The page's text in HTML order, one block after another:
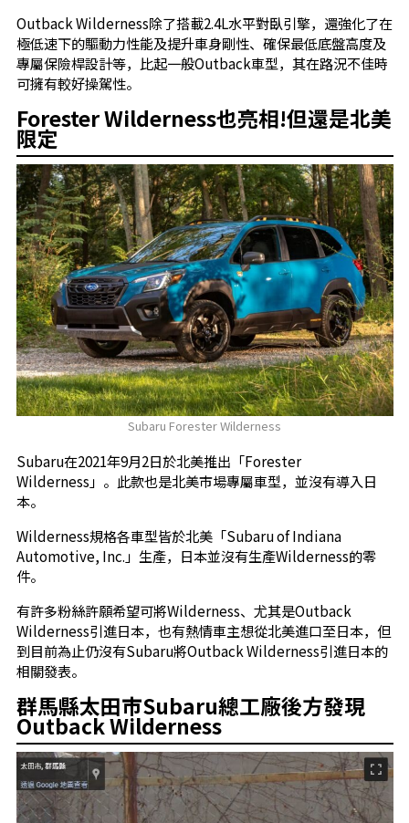
Outback Wilderness除了搭載2.4L水平對臥引擎，還強化了在
極低速下的驅動力性能及提升車身剛性、確保最低底盤高度及
專屬保險桿設計等，比起一般Outback車型，其在路況不佳時
可擁有較好操駕性。
Forester Wilderness也亮相!但還是北美
限定
Subaru Forester Wilderness
Subaru在2021年9月2日於北美推出「Forester
Wilderness」。此款也是北美市場專屬車型，並沒有導入日
本。
Wilderness規格各車型皆於北美「Subaru of Indiana
Automotive, Inc.」生產，日本並沒有生產Wilderness的零
件。
有許多粉絲許願希望可將Wilderness、尤其是Outback
Wilderness引進日本，也有熱情車主想從北美進口至日本，但
到目前為止仍沒有Subaru將Outback Wilderness引進日本的
相關發表。
群馬縣太田市Subaru總工廠後方發現
Outback Wilderness